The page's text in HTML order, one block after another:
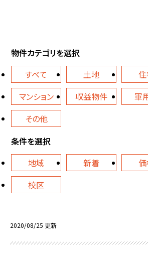
物件カテゴリを選択
すべて
土地
マンション
収益物件
軍
その他
条件を選択
地域
新着
校区
2020/08/25 更新